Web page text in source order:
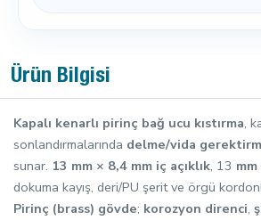
Ürün Bilgisi
Kapalı kenarlı pirinç bağ ucu kıstırma,
sonlandırmalarında delme/vida
sunar. 13 mm × 8,4 mm iç açıklık, 13 mm
dokuma kayış, deri/PU şerit ve örgü
Pirinç (brass) gövde; korozyon direnci,